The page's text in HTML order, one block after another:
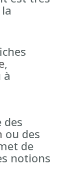
,
à
des
ou des
de
notions